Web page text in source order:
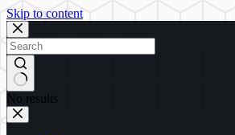
Skip to content
No results